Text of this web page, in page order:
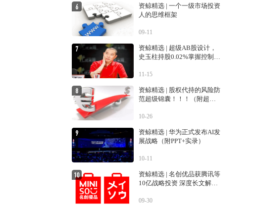
资鲸精选 | 一个一级市场投资
人的思维框架
09-11
资鲸精选 | 超级AB股设计，
史玉柱持股0.02%掌握控制权
11-15
资鲸精选 | 股权代持的风险防
范超级锦囊！！！（附超经
10-26
资鲸精选 | 华为正式发布AI发
展战略（附PPT+实录）
10-11
资鲸精选 | 名创优品获腾讯等
10亿战略投资 深度长文解密
09-30